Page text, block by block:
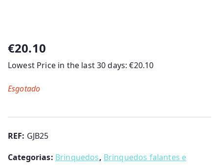
€20.10
Lowest Price in the last 30 days:€20.10
Esgotado
REF: GJB25
Categorias: Brinquedos, Brinquedos falantes e